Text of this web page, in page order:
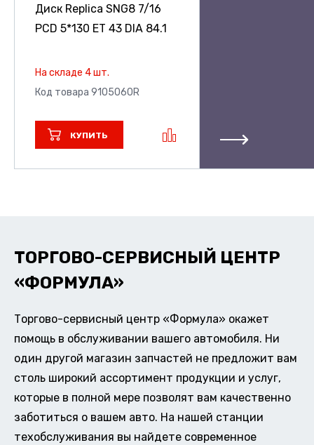
Диск Replica SNG8 7/16
PCD 5*130 ET 43 DIA 84.1
На складе 4 шт.
Код товара 9105060R
КУПИТЬ
ТОРГОВО-СЕРВИСНЫЙ ЦЕНТР
«ФОРМУЛА»
Торгово-сервисный центр «Формула» окажет
помощь в обслуживании вашего автомобиля. Ни
один другой магазин запчастей не предложит вам
столь широкий ассортимент продукции и услуг,
которые в полной мере позволят вам качественно
заботиться о вашем авто. На нашей станции
техобслуживания вы найдете современное